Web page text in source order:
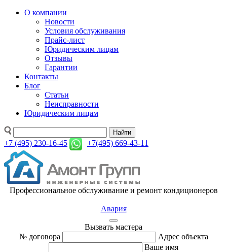
О компании
Новости
Условия обслуживания
Прайс-лист
Юридическим лицам
Отзывы
Гарантии
Контакты
Блог
Статьи
Неисправности
Юридическим лицам
Найти
+7 (495) 230-16-45 +7(495) 669-43-11
Профессиональное обслуживание и ремонт кондиционеров
Авария
Вызвать мастера
№ договора
Адрес объекта
Ваше имя